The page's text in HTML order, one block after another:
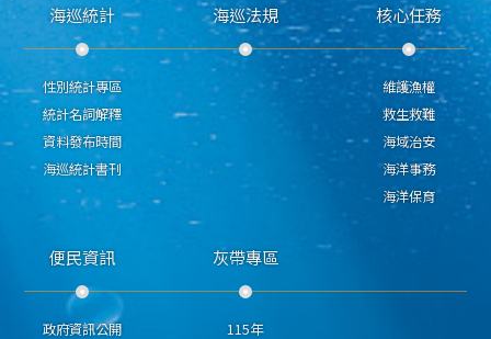
海巡統計
性別統計專區
統計名詞解釋
資料發布時間
海巡統計書刊
海巡法規 核心任務
維護漁權
救生救難
海域治安
海洋事務
海洋保育
便民資訊
政府資訊公開
灰帶專區
115年